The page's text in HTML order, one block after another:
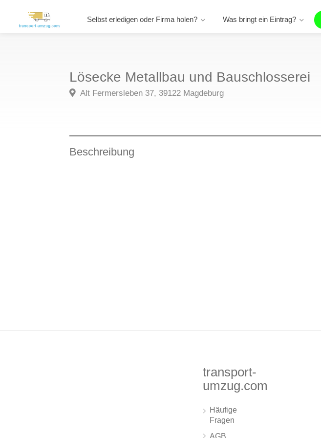
Selbst erledigen oder Firma holen? Was bringt ein Eintrag?
Lösecke Metallbau und Bauschlosserei
Alt Fermersleben 37, 39122 Magdeburg
Beschreibung
transport-
umzug.com
Häufige
Fragen
AGB